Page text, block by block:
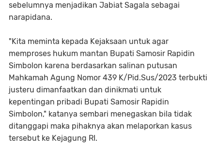
sebelumnya menjadikan Jabiat Sagala sebagai
narapidana.
"Kita meminta kepada Kejaksaan untuk agar
memproses hukum mantan Bupati Samosir Rapidin
Simbolon karena berdasarkan salinan putusan
Mahkamah Agung Nomor 439 K/Pid.Sus/2023 terbukti
justeru dimanfaatkan dan dinikmati untuk
kepentingan pribadi Bupati Samosir Rapidin
Simbolon," katanya sembari menegaskan bila tidak
ditanggapi maka pihaknya akan melaporkan kasus
tersebut ke Kejagung RI.